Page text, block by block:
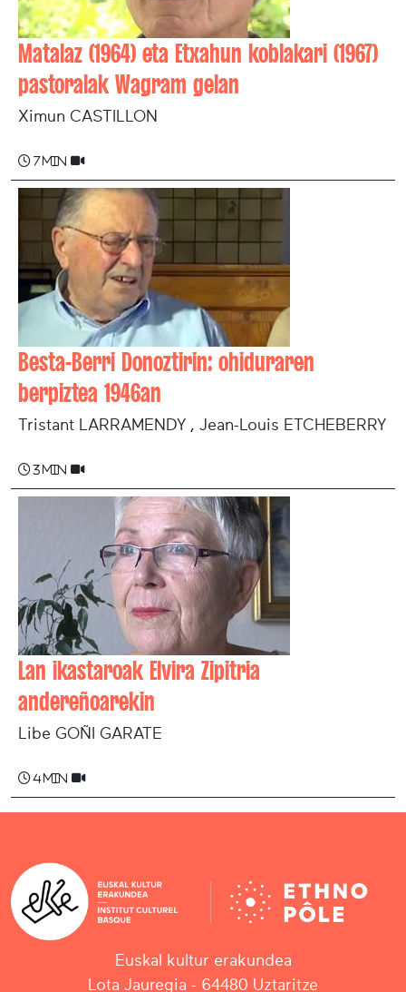
Matalaz (1964) eta Etxahun koblakari (1967)
pastoralak Wagram gelan
Ximun CASTILLON
7 min
Besta-Berri Donoztirin: ohiduraren
berpiztea 1946an
Tristant LARRAMENDY , Jean-Louis ETCHEBERRY
3 min
Lan ikastaroak Elvira Zipitria
andereñoarekin
Libe GOÑI GARATE
4 min
Euskal kultur erakundea
Lota Jauregia - 64480 Uztaritze